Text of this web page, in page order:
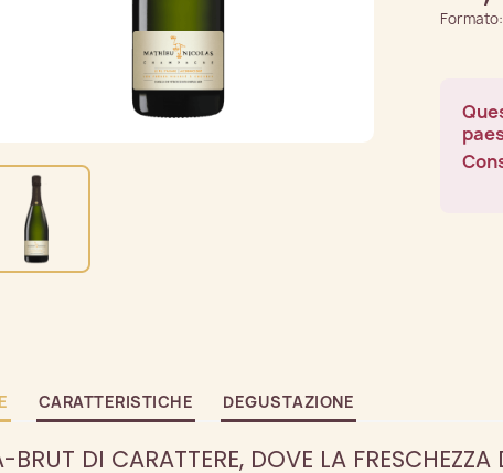
CARATTERISTICHE DEGUSTAZIONE
BRUT DI CARATTERE, DOVE LA